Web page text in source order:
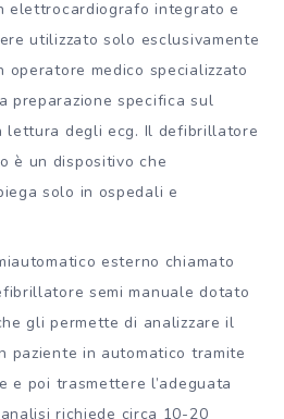
elettrocardiografo integrato e
utilizzato solo esclusivamente
operatore medico specializzato
preparazione specifica sul
lettura degli ecg. Il defibrillatore
è un dispositivo che
solo in ospedali e
esterno chiamato
semi manuale dotato
gli permette di analizzare il
paziente in automatico tramite
e poi trasmettere l’adeguata
richiede circa 10-20